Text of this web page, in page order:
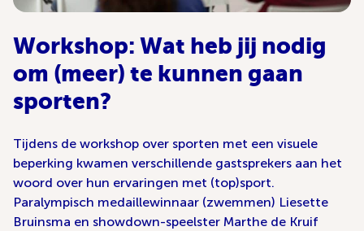
Workshop: Wat heb jij nodig
om (meer) te kunnen gaan
sporten?
Tijdens de workshop over sporten met een visuele
beperking kwamen verschillende gastsprekers aan het
woord over hun ervaringen met (top)sport.
Paralympisch medaillewinnaar (zwemmen) Liesette
Bruinsma en showdown-speelster Marthe de Kruif